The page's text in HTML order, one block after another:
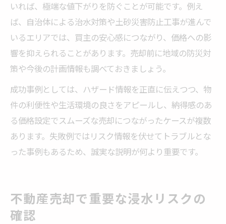
いれば、極端な値下がりを防ぐことが可能です。例え
ば、自治体による治水対策や土砂災害防止工事が進んで
いるエリアでは、買主の安心感につながり、価格への影
響を抑えられることがあります。売却前に地域の防災対
策や今後の計画情報も調べておきましょう。
成功事例としては、ハザード情報を正直に伝えつつ、物
件の利便性や生活環境の良さをアピールし、納得感のあ
る価格設定でスムーズな売却につながったケースが複数
あります。失敗例ではリスク情報を伏せてトラブルとな
った事例もあるため、誠実な説明が何より重要です。
不動産売却で重要な浸水リスクの
確認